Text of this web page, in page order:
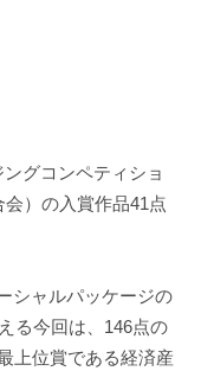
グコンペティショ
）の入賞作品41点
シャルパッケージの
る今回は、146点の
上位賞である経済産